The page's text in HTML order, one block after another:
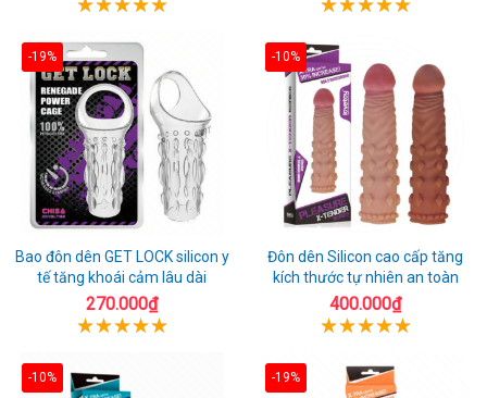
-19%
Bao đôn dên GET LOCK silicon y
tế tăng khoái cảm lâu dài
270.000₫
-10%
Đôn dên Silicon cao cấp tăng
kích thước tự nhiên an toàn
400.000₫
-10% -19%